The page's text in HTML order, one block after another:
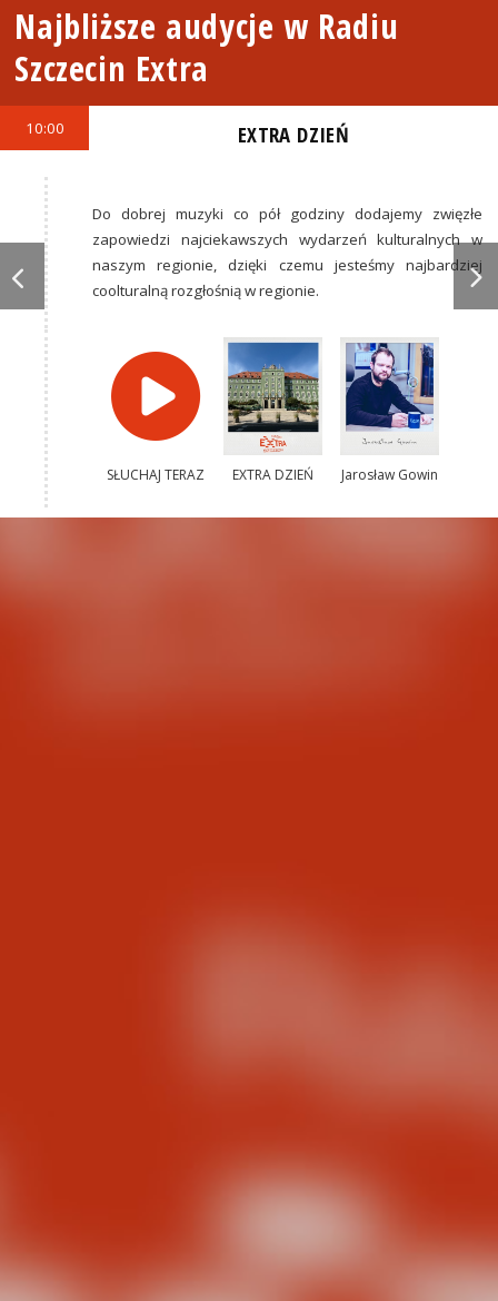
Najbliższe audycje w Radiu
Szczecin Extra
10:00 EXTRA DZIEŃ
Do dobrej muzyki co pół godziny dodajemy zwięzłe
zapowiedzi najciekawszych wydarzeń kulturalnych w
naszym regionie, dzięki czemu jesteśmy najbardziej
coolturalną rozgłośnią w regionie.
SŁUCHAJ TERAZ EXTRA DZIEŃ Jarosław Gowin